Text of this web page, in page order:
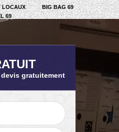
LOCAUX
69
BIG BAG 69
gratuitement